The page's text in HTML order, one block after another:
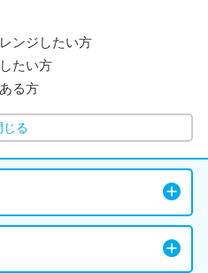
ンジしたい方
たい方
る方
じる